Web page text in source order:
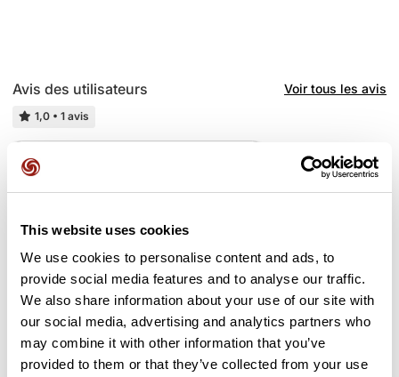
This website uses cookies
We use cookies to personalise content and ads, to
provide social media features and to analyse our traffic.
We also share information about your use of our site with
our social media, advertising and analytics partners who
may combine it with other information that you’ve
provided to them or that they’ve collected from your use
Avis des utilisateurs Voir tous les avis
1,0 • 1 avis
B brunoteneul
Ajouter un avis
Cols le long du parcours